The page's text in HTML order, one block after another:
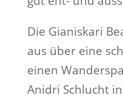
Die Gianiskari
aus über eine
einen
Anidri Schlucht